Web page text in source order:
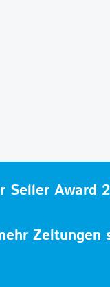
Seller Award
Zeitungen